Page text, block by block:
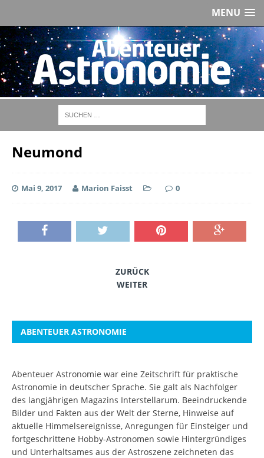
MENU
Neumond
Mai 9, 2017 Marion Faisst 0
ZURÜCK
WEITER
ABENTEUER ASTRONOMIE
Abenteuer Astronomie war eine Zeitschrift für praktische
Astronomie in deutscher Sprache. Sie galt als Nachfolger
des langjährigen Magazins Interstellarum. Beeindruckende
Bilder und Fakten aus der Welt der Sterne, Hinweise auf
aktuelle Himmelsereignisse, Anregungen für Einsteiger und
fortgeschrittene Hobby-Astronomen sowie Hintergründiges
und Unterhaltsames aus der Astroszene zeichneten das